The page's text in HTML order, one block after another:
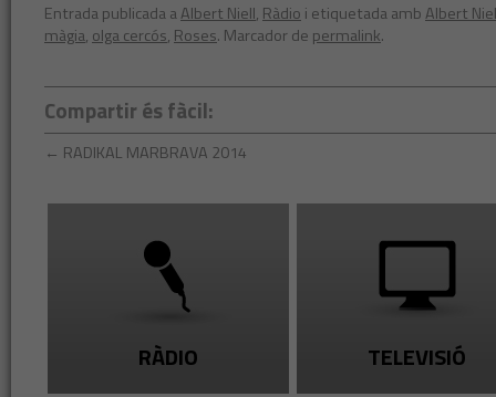
Entrada publicada aAlbert Niell, Ràdio i etiquetada ambAlbert
màgia, olga cercós, Roses. Marcador de permalink.
Compartir és fàcil:
← RADIKAL MARBRAVA 2014
RÀDIO TELEVISIÓ